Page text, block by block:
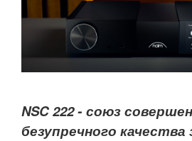
NSC 222 - союз
безупречного качества